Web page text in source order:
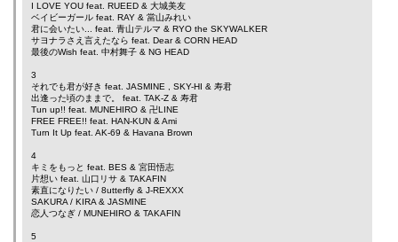
I LOVE YOU feat. RUEED & 大城美友
ベイビーガール feat. RAY & 當山みれい
君に会いたい... feat. 青山テルマ & RYO the SKYWALKER
サヨナラさえ言えたなら feat. Dear& CORN HEAD
最後のWish feat. 中村舞子 & NG HEAD
3
それでも君が好き feat. JASMINE SKY-HI & 寿君
出逢った頃のままで。 feat. TAK-Z & 寿君
Tun up!! feat. MUNEHIRO & 卍LINE
FREE FREE!! feat. HAN-KUN & Ami
Turn It Up feat. AK-69 & Havana Brown
4
キミをもっと feat. BES & 宮田悟志
片想い feat. 山口リサ & TAKAFIN
素直になりたい / 8utterfly & J-REXXX
SAKURA / KIRA & JASMINE
恋人つなぎ / MUNEHIRO & TAKAFIN
5